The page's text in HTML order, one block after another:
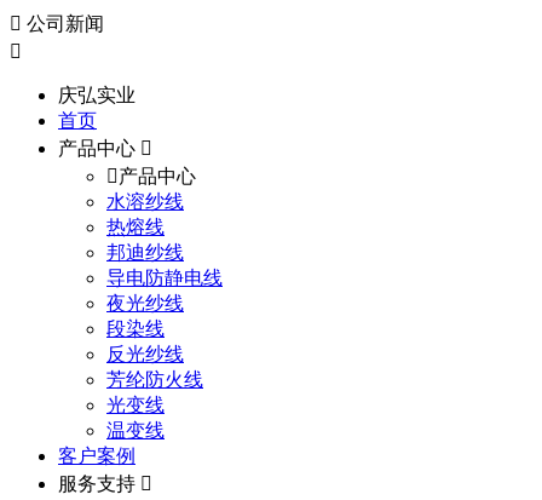
公司新闻
庆弘实业
首页
产品中心
产品中心
水溶纱线
热熔线
邦迪纱线
导电防静电线
夜光纱线
段染线
反光纱线
芳纶防火线
光变线
温变线
客户案例
服务支持